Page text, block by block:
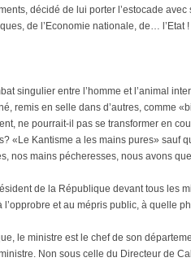
décidé de lui porter l’estocade avec
de l’Economie nationale, de… l’Etat !
singulier entre l’homme et l’animal
remis en selle dans d’autres, comme
ne pourrait-il pas se transformer en
«Le Kantisme a les mains pures» sauf
nos mains pécheresses, nous avons
de la République devant tous les
et au mépris public, à quelle
le ministre est le chef de son
Non sous celle du Directeur de